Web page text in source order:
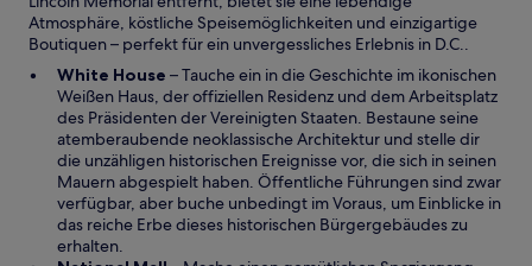
e
ö
f
f
n
e
t
Atmosphäre, köstliche Speisemöglichkeiten und einzigartige
Boutiquen – perfekt für ein unvergessliches Erlebnis in D.C..
White House W
i
r
d
n
e
i
– Tauche ein in die Geschichte im ikonischen
Weißen Haus, der offiziellen Residenz und dem Arbeitsplatz
des Präsidenten der Vereinigten Staaten. Bestaune seine
atemberaubende neoklassische Architektur und stelle dir
die unzähligen historischen Ereignisse vor, die sich in seinen
Mauern abgespielt haben. Öffentliche Führungen sind zwar
verfügbar, aber buche unbedingt im Voraus, um Einblicke in
das reiche Erbe dieses historischen Bürgergebäudes zu
erhalten.